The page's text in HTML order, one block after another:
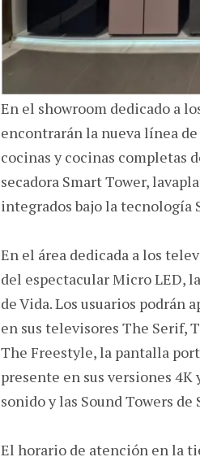
En el showroom dedicado a
encontrarán la nueva línea
cocinas y cocinas completas
secadora Smart Tower,
integrados bajo la tecnología
En el área dedicada a los
del espectacular Micro LED,
de Vida. Los usuarios podrán
en sus televisores The Serif,
The Freestyle, la pantalla
presente en sus versiones 4K
sonido y las Sound Towers de
El horario de atención en la